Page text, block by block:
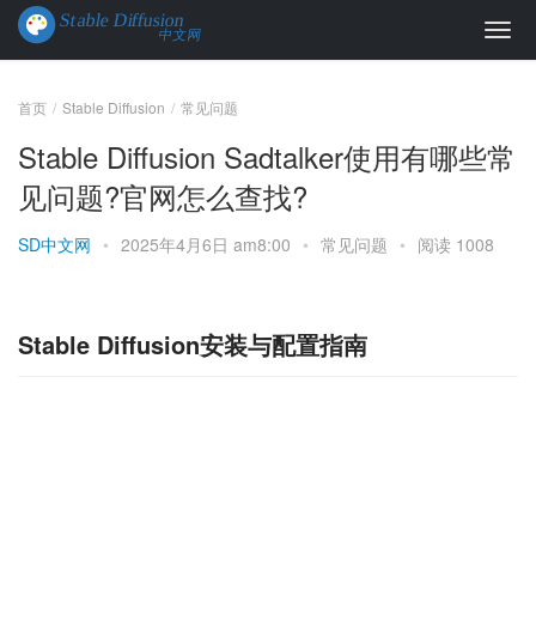
首页 Stable Diffusion 常见问题
Stable Diffusion Sadtalker使用有哪些常
见问题?官网怎么查找?
SD中文网 • 2025年4月6日 am8:00 • 常见问题 • 阅读 1008
Stable Diffusion安装与配置指南